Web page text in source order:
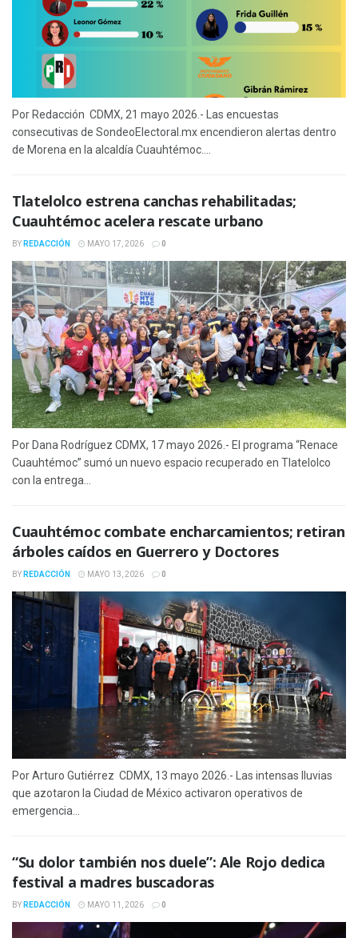
Por Redacción CDMX, 21 mayo 2026.- Las encuestas
consecutivas de SondeoElectoral.mx encendieron alertas dentro
de Morena en la alcaldía Cuauhtémoc....
Tlatelolco estrena canchas rehabilitadas;
Cuauhtémoc acelera rescate urbano
BY REDACCIÓN MAYO 17, 2026 0
Por Dana Rodríguez CDMX, 17 mayo 2026.- El programa “Renace
Cuauhtémoc” sumó un nuevo espacio recuperado en Tlatelolco
con la entrega...
Cuauhtémoc combate encharcamientos; retiran
árboles caídos en Guerrero y Doctores
BY REDACCIÓN MAYO 13, 2026 0
Por Arturo Gutiérrez CDMX, 13 mayo 2026.- Las intensas lluvias
que azotaron la Ciudad de México activaron operativos de
emergencia...
“Su dolor también nos duele”: Ale Rojo dedica
festival a madres buscadoras
BY REDACCIÓN MAYO 11, 2026 0